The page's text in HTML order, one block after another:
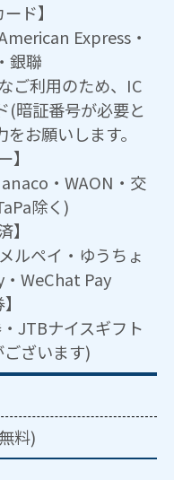
ド】
Express・
銀聯
ご利用のため、IC
(暗証番号が必要と
お願いします。
】
・WAON・交
除く)
】
ルペイ・ゆうちょ
WeChat Pay
JTBナイスギフト
ざいます)
料)